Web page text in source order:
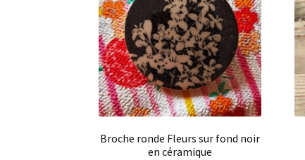
Broche ronde Fleurs sur fond noir
en céramique